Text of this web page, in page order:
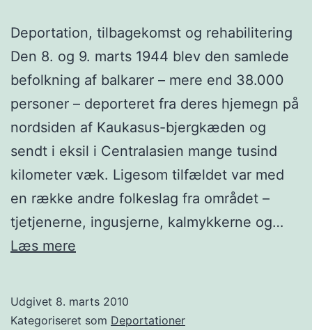
Deportation, tilbagekomst og rehabilitering
Den 8. og 9. marts 1944 blev den samlede
befolkning af balkarer – mere end 38.000
personer – deporteret fra deres hjemegn på
nordsiden af Kaukasus-bjergkæden og
sendt i eksil i Centralasien mange tusind
kilometer væk. Ligesom tilfældet var med
en række andre folkeslag fra området –
tjetjenerne, ingusjerne, kalmykkerne og…
Læs mere
8.
Udgivet 8. marts 2010
Kategoriseret som Deportationer